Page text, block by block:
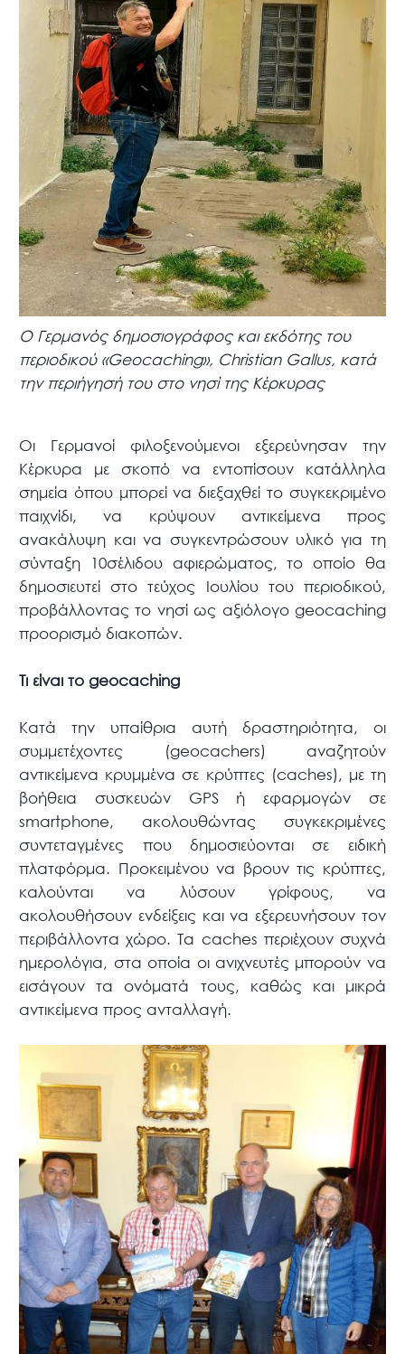
Ο Γερμανός δημοσιογράφος και εκδότης του
περιοδικού «Geocaching», Christian Gallus, κατά
την περιήγησή του στο νησί της Κέρκυρας
Οι Γερμανοί φιλοξενούμενοι εξερεύνησαν την
Κέρκυρα με σκοπό να εντοπίσουν κατάλληλα
σημεία όπου μπορεί να διεξαχθεί το συγκεκριμένο
παιχνίδι, να κρύψουν αντικείμενα προς
ανακάλυψη και να συγκεντρώσουν υλικό για τη
σύνταξη 10σέλιδου αφιερώματος, το οποίο θα
δημοσιευτεί στο τεύχος Ιουλίου του περιοδικού,
προβάλλοντας το νησί ως αξιόλογο geocaching
προορισμό διακοπών.
Τι είναι τοgeocaching
Κατά την υπαίθρια αυτή δραστηριότητα, οι
συμμετέχοντες (geocachers) αναζητούν
αντικείμενα κρυμμένα σε κρύπτες (caches), με τη
βοήθεια συσκευών GPS ή εφαρμογών σε
smartphone, ακολουθώντας συγκεκριμένες
συντεταγμένες που δημοσιεύονται σε ειδική
πλατφόρμα. Προκειμένου να βρουν τις κρύπτες,
καλούνται να λύσουν γρίφους, να
ακολουθήσουν ενδείξεις και να εξερευνήσουν τον
περιβάλλοντα χώρο. Τα caches περιέχουν συχνά
ημερολόγια, στα οποία οι ανιχνευτές μπορούν να
εισάγουν τα ονόματά τους, καθώς και μικρά
αντικείμενα προς ανταλλαγή.